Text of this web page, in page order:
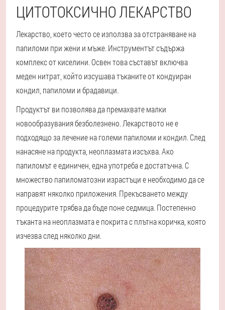
ЦИТОТОКСИЧНО ЛЕКАРСТВО
Лекарство, което често се използва за отстраняване на
папиломи при жени и мъже. Инструментът съдържа
комплекс от киселини. Освен това съставът включва
меден нитрат, който изсушава тъканите от кондуиран
кондил, папиломи и брадавици.
Продуктът ви позволява да премахвате малки
новообразувания безболезнено. Лекарството не е
подходящо за лечение на големи папиломи и кондил. След
нанасяне на продукта, неоплазмата изсъхва. Ако
папиломът е единичен, една употреба е достатъчна. С
множество папиломатозни израстъци е необходимо да се
направят няколко приложения. Прекъсването между
процедурите трябва да бъде поне седмица. Постепенно
тъканта на неоплазмата е покрита с плътна коричка, която
изчезва след няколко дни.